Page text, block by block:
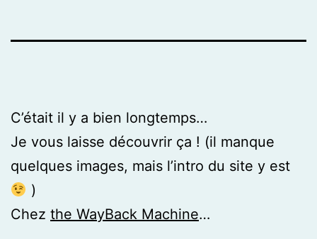
C’était il y a bien longtemps…
Je vous laisse découvrir ça ! (il manque
quelques images, mais l’intro du site y est
)
Chez the WayBack Machine…